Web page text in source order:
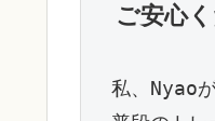
ご安心く
私、Nyaoが